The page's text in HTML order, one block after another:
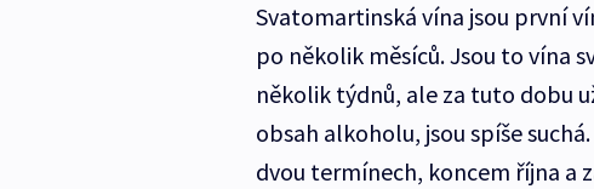
Svatomartinská vína jsou první
po několik měsíců. Jsou to vína
několik týdnů, ale za tuto dobu
obsah alkoholu, jsou spíše
dvou termínech, koncem října a